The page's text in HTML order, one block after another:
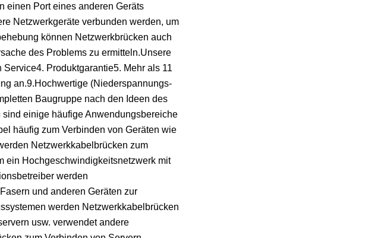
einen Port eines anderen Geräts
Netzwerkgeräte verbunden werden, um
können Netzwerkbrücken auch
des Problems zu ermitteln.Unsere
Produktgarantie5. Mehr als 11
an.9.Hochwertige (Niederspannungs-
Baugruppe nach den Ideen des
einige häufige Anwendungsbereiche
häufig zum Verbinden von Geräten wie
Netzwerkkabelbrücken zum
ein Hochgeschwindigkeitsnetzwerk mit
werden
und anderen Geräten zur
werden Netzwerkkabelbrücken
usw. verwendet andere